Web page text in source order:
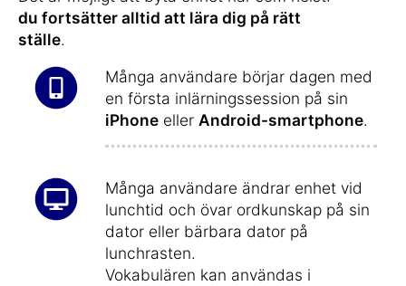
du fortsätter alltid att lära dig på rätt
ställe.
Många användare börjar dagen med
en första inlärningssession på sin
iPhone eller Android-smartphone.
Många användare ändrar enhet vid
lunchtid och övar ordkunskap på sin
dator eller bärbara dator på
lunchrasten.
Vokabulären kan användas i